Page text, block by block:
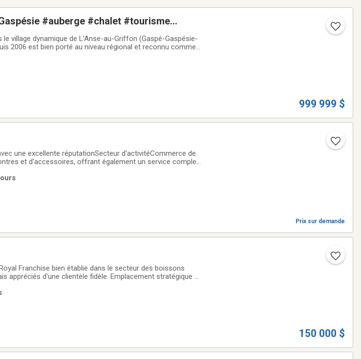
#auberge #chalet #tourisme
village dynamique de L'Anse-au-Griffon (Gaspé-Gaspésie-
2006 est bien porté au niveau régional et reconnu comme
999 999 $
une excellente réputationSecteur d'activitéCommerce de
et d'accessoires, offrant également un service complet
Prix sur demande
boissons
appréciés d'une clientèle fidèle. Emplacement stratégique et
150 000 $